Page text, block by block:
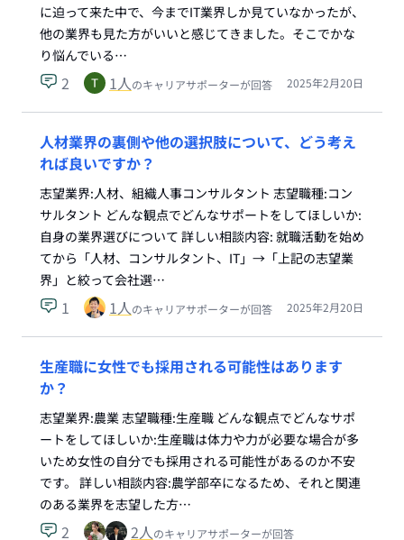
に迫って来た中で、今までIT業界しか見ていなかったが、
他の業界も見た方がいいと感じてきました。そこでかな
り悩んでいる…
2 1人のキャリアサポーターが回答 2025年2月20日
人材業界の裏側や他の選択肢について、どう考え
れば良いですか？
志望業界:人材、組織人事コンサルタント 志望職種:コン
サルタント どんな観点でどんなサポートをしてほしいか:
自身の業界選びについて 詳しい相談内容: 就職活動を始め
てから「人材、コンサルタント、IT」→「上記の志望業
界」と絞って会社選…
1 1人のキャリアサポーターが回答 2025年2月20日
生産職に女性でも採用される可能性はあります
か？
志望業界:農業 志望職種:生産職 どんな観点でどんなサポ
ートをしてほしいか:生産職は体力や力が必要な場合が多
いため女性の自分でも採用される可能性があるのか不安
です。 詳しい相談内容:農学部卒になるため、それと関連
のある業界を志望した方…
2 2人のキャリアサポーターが回答